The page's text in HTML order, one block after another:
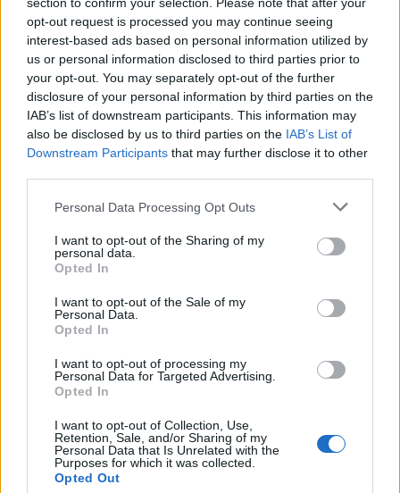
opt-out request is processed you may continue seeing
interest-based ads based on personal information utilized by
us or personal information disclosed to third parties prior to
your opt-out. You may separately opt-out of the further
disclosure of your personal information by third parties on the
IAB’s list of downstream participants. This information may
also be disclosed by us to third parties on the IAB’s List of
Downstream Participants that may further disclose it to other
Personal Data Processing Opt Outs
I want to opt-out of the Sharing of my
personal data.
Opted In
I want to opt-out of the Sale of my
Personal Data.
Opted In
I want to opt-out of processing my
Personal Data for Targeted Advertising.
Opted In
I want to opt-out of Collection, Use,
Retention, Sale, and/or Sharing of my
Personal Data that Is Unrelated with the
Purposes for which it was collected.
Opted Out
VOICE APP EXPERIENCE
DOWNLOAD SPEED EXPERIENCE
UPLOAD SPEED EXPERIENCE